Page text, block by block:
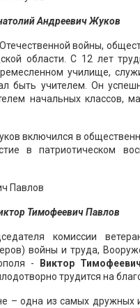
Андреевич Жуков
войны,
области. С 12 лет
училище,
быть учителем. Он
начальных классов,
включился в
в патриотическом
Тимофеевич Павлов
комиссии
войны и труда,
-
Виктор
трудится на
– одна из самых дружных